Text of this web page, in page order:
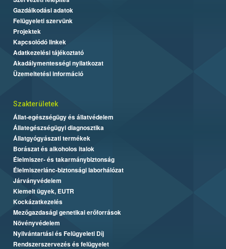
Gazdálkodási adatok
Felügyeleti szervünk
Projektek
Kapcsolódó linkek
Adatkezelési tájékoztató
Akadálymentességi nyilatkozat
Üzemeltetési információ
Szakterületek
Állat-egészségügy és állatvédelem
Állategészségügyi diagnosztika
Állatgyógyászati termékek
Borászat és alkoholos italok
Élelmiszer- és takarmánybiztonság
Élelmiszerlánc-biztonsági laborhálózat
Járványvédelem
Kiemelt ügyek, EUTR
Kockázatkezelés
Mezőgazdasági genetikai erőforrások
Növényvédelem
Nyilvántartási és Felügyeleti Díj
Rendszerszervezés és felügyelet